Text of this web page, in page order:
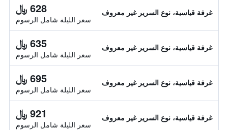
غرفة قياسية، نوع السرير غير معروف 628 ﷼
سعر الليلة شامل الرسوم
غرفة قياسية، نوع السرير غير معروف 635 ﷼
سعر الليلة شامل الرسوم
غرفة قياسية، نوع السرير غير معروف 695 ﷼
سعر الليلة شامل الرسوم
غرفة قياسية، نوع السرير غير معروف 921 ﷼
سعر الليلة شامل الرسوم